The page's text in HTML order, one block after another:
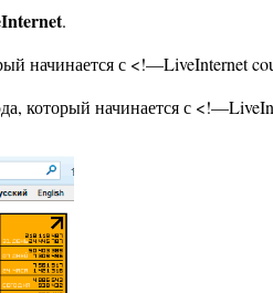
.
начинается с
который начинается с